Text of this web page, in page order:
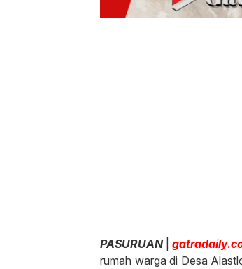
PASURUAN|
rumah warga di Desa